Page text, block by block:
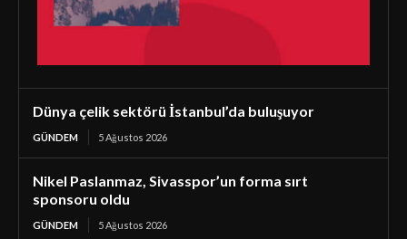
Dünya çelik sektörü İstanbul’da buluşuyor
GÜNDEM 5 Ağustos 2026
Nikel Paslanmaz, Sivasspor’un forma sırt
sponsoru oldu
GÜNDEM 5 Ağustos 2026